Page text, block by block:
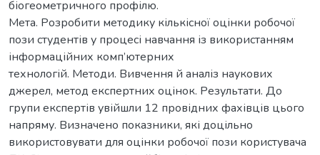
біогеометричного профілю.
Мета. Розробити методику кількісної оцінки робочої
пози студентів у процесі навчання із використанням
інформаційних комп’ютерних
технологій. Методи. Вивчення й аналіз наукових
джерел, метод експертних оцінок. Результати. До
групи експертів увійшли 12 провідних фахівців цього
напряму. Визначено показники, які доцільно
використовувати для оцінки робочої пози користувача